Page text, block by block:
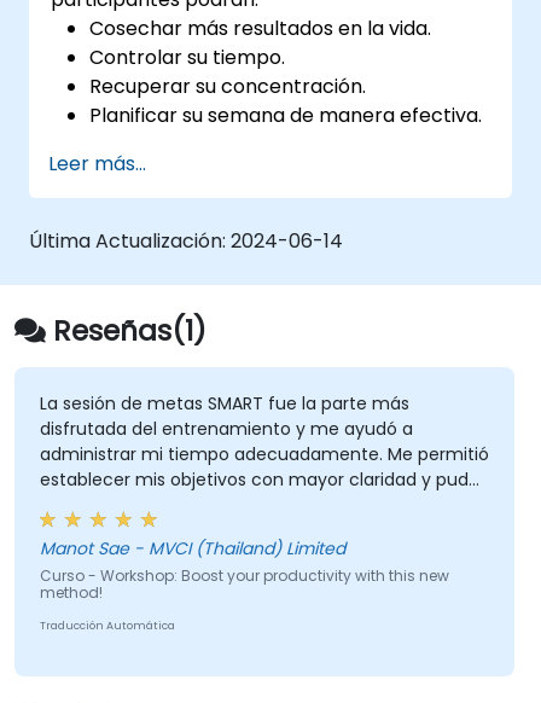
Cosechar más resultados en la vida.
Controlar su tiempo.
Recuperar su concentración.
Planificar su semana de manera efectiva.
Leer más...
Última Actualización: 2024-06-14
Reseñas(1)
La sesión de metas SMART fue la parte más
disfrutada del entrenamiento y me ayudó a
administrar mi tiempo adecuadamente. Me permitió
establecer mis objetivos con mayor claridad y pude
ver que establecer metas SMART se puede aplicar a
casi todo, como Finanzas, Vida Social, Carrera
Profesional y Crecimiento Personal.
Manot Sae - MVCI (Thailand) Limited
Curso - Workshop: Boost your productivity with this new
method!
Traducción Automática